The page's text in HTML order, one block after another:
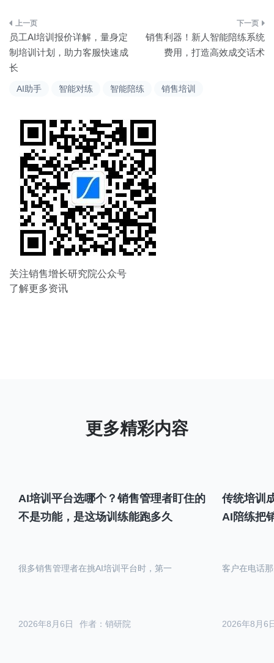
AI助手 智能对练 智能陪练 销售培训
文
章
导
员工AI培训报价详解，量身定
制培训计划，助力客服快速成
长
销售利器！新人智能陪练系统
费用，打造高效成交话术
关注销售增长研究院公众号
了解更多资讯
AI培训平台选哪个？销售管理者盯住的
不是功能，是这场训练能跑多久
作者：销研院
2026年8月6日
很多销售管理者在挑AI培训平台时，第一
传统培训
AI陪练把
2026年8月6
客户在电话